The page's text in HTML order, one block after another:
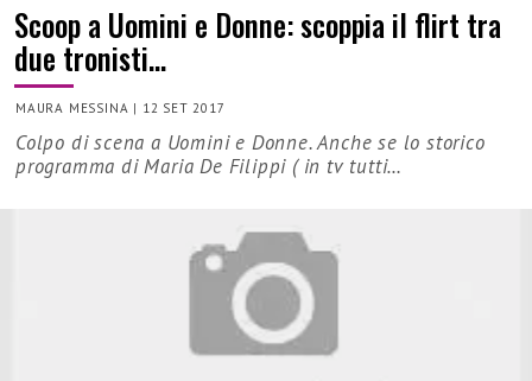
Scoop a Uomini e Donne: scoppia il flirt tra
due tronisti…
MAURA MESSINA | 12 SET 2017
Colpo di scena a Uomini e Donne. Anche se lo storico
programma di Maria De Filippi ( in tv tutti…